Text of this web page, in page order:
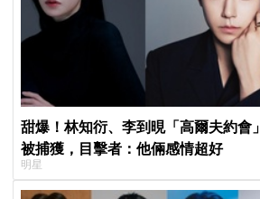
甜爆！林知衍、李到晛「高爾夫約會」
被捕獲，目擊者：他倆感情超好
明星